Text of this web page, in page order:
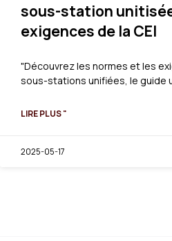
sous-station
exigences de la CEI
"Découvrez les normes et les
sous-stations unifiées, le guide
LIRE PLUS "
2025-05-17